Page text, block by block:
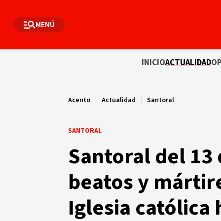
MENÚ
INICIOACTUALIDAD
Acento | Actualidad | Santoral
SANTORAL
Santoral del
beatos y
Iglesia católica